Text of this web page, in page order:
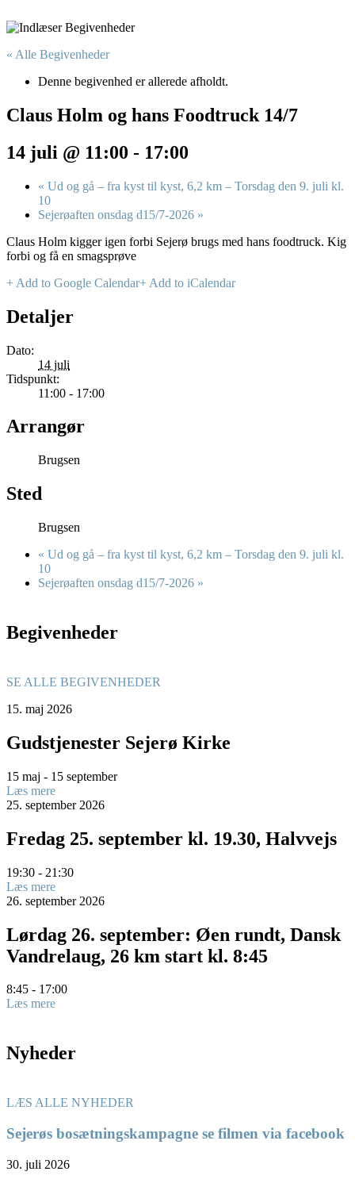
« Alle Begivenheder
Denne begivenhed er allerede afholdt.
Claus Holm og hans Foodtruck 14/7
14 juli @ 11:00 - 17:00
« Ud og gå – fra kyst til kyst, 6,2 km – Torsdag den 9. juli kl.
10
Sejerøaften onsdag d15/7-2026 »
Claus Holm kigger igen forbi Sejerø brugs med hans foodtruck. Kig
forbi og få en smagsprøve
+ Add to Google Calendar+ Add to iCalendar
Detaljer
Dato:
14 juli
Tidspunkt:
11:00 - 17:00
Arrangør
Brugsen
Sted
Brugsen
« Ud og gå – fra kyst til kyst, 6,2 km – Torsdag den 9. juli kl.
10
Sejerøaften onsdag d15/7-2026 »
Begivenheder
SE ALLE BEGIVENHEDER
15. maj 2026
Gudstjenester Sejerø Kirke
15 maj - 15 september
Læs mere
25. september 2026
Fredag 25. september kl. 19.30, Halvvejs
19:30 - 21:30
Læs mere
26. september 2026
Lørdag 26. september: Øen rundt, Dansk
Vandrelaug, 26 km start kl. 8:45
8:45 - 17:00
Læs mere
Nyheder
LÆS ALLE NYHEDER
Sejerøs bosætningskampagne se filmen via facebook
30. juli 2026